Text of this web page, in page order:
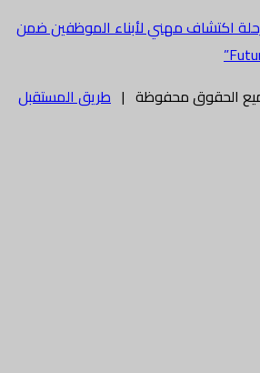
اكتشاف مهني لأبناء الموظفين ضمن
طريق المستقبل